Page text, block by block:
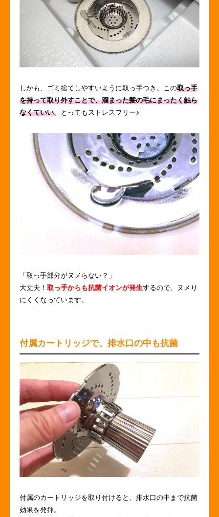
しかも、ゴミ捨てしやすいように取っ手つき。この取っ手
を持って取り外すことで、溜まった髪の毛にまったく触ら
なくていい。とってもストレスフリー♪
「取っ手部分がヌメらない？」
大丈夫！ 取っ手からも抗菌イオンが発生するので、ヌメり
にくくなっています。
付属カートリッジで、排水口の中も抗菌
付属のカートリッジを取り付けると、排水口の中まで抗菌
効果を発揮。